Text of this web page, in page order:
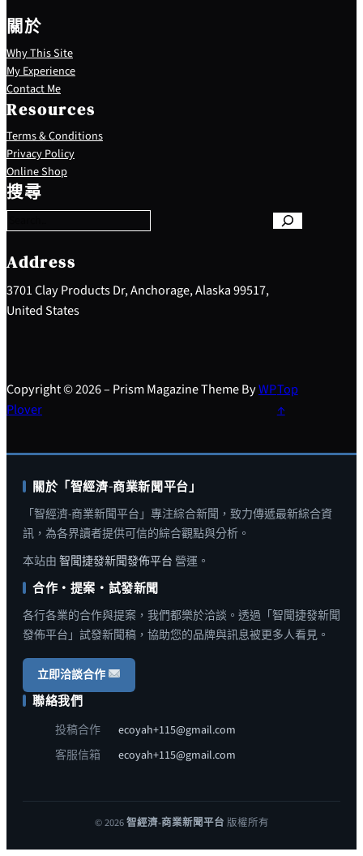
關於
Why This Site
My Experience
Contact Me
Resources
Terms & Conditions
Privacy Policy
Online Shop
搜尋
S
e
a
c
h
Address
3701 Clay Products Dr, Anchorage, Alaska 99517,
United States
Copyright © 2026 – Prism Magazine Theme ByWP
Plover
Top
↑
關於「智經濟-商業新聞平台」
「智經濟-商業新聞平台」專注綜合新聞，致力傳遞最新綜合資
訊，為各界讀者提供可信的綜合觀點與分析。
本站由 智聞捷發新聞發佈平台 營運。
合作・提案・試發新聞
各行各業的合作與提案，我們都樂於洽談。透過「智聞捷發新聞
發佈平台」試發新聞稿，協助您的品牌與訊息被更多人看見。
立即洽談合作
聯絡我們
投稿合作
ecoyah+115@gmail.com
客服信箱
ecoyah+115@gmail.com
© 2026智經濟-商業新聞平台 版權所有